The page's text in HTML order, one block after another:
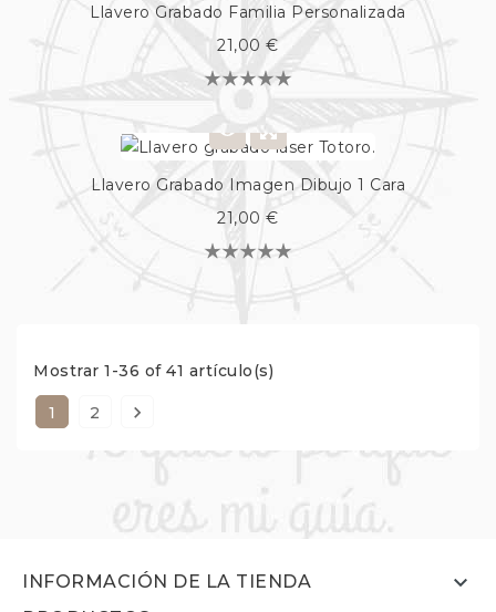
Llavero Grabado Familia Personalizada
21,00 €
Llavero Grabado Imagen Dibujo 1 Cara
21,00 €
Mostrar 1-36 of 41 artículo(s)
1 2 
INFORMACIÓN DE LA TIENDA 